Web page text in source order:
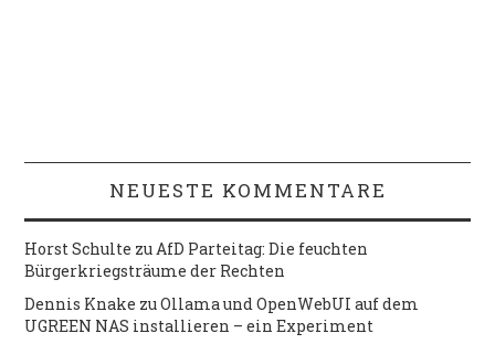
NEUESTE KOMMENTARE
Horst Schulte zuAfD Parteitag: Die feuchten
Bürgerkriegsträume der Rechten
Dennis Knake zuOllama und OpenWebUI auf dem
UGREEN NAS installieren – ein Experiment